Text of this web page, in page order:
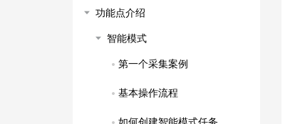
功能点介绍
智能模式
第一个采集案例
基本操作流程